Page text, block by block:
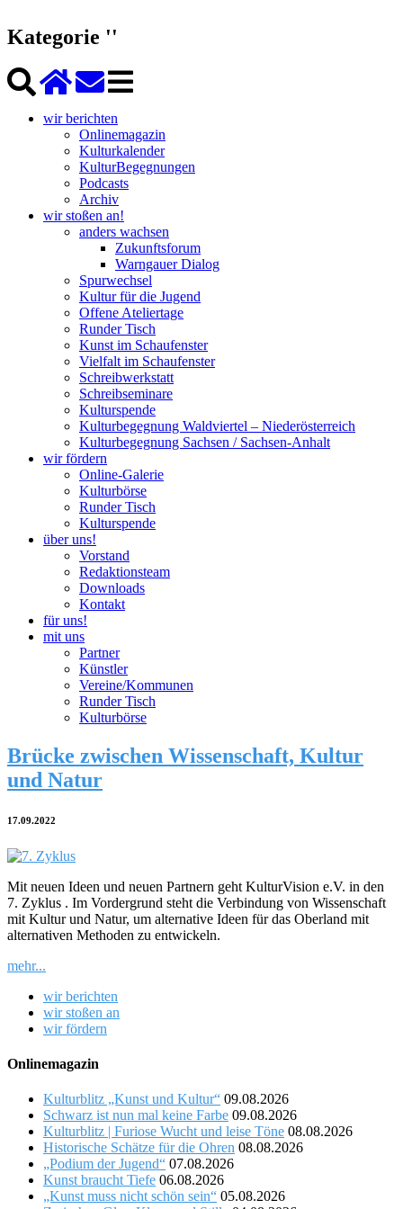
Kategorie ''
wir berichten
Onlinemagazin
Kulturkalender
KulturBegegnungen
Podcasts
Archiv
wir stoßen an!
anders wachsen
Zukunftsforum
Warngauer Dialog
Spurwechsel
Kultur für die Jugend
Offene Ateliertage
Runder Tisch
Kunst im Schaufenster
Vielfalt im Schaufenster
Schreibwerkstatt
Schreibseminare
Kulturspende
Kulturbegegnung Waldviertel – Niederösterreich
Kulturbegegnung Sachsen / Sachsen-Anhalt
wir fördern
Online-Galerie
Kulturbörse
Runder Tisch
Kulturspende
über uns!
Vorstand
Redaktionsteam
Downloads
Kontakt
für uns!
mit uns
Partner
Künstler
Vereine/Kommunen
Runder Tisch
Kulturbörse
Brücke zwischen Wissenschaft, Kultur
und Natur
17.09.2022
Mit neuen Ideen und neuen Partnern geht KulturVision e.V. in den
7. Zyklus . Im Vordergrund steht die Verbindung von Wissenschaft
mit Kultur und Natur, um alternative Ideen für das Oberland mit
alternativen Methoden zu entwickeln.
mehr...
wir berichten
wir stoßen an
wir fördern
Onlinemagazin
Kulturblitz „Kunst und Kultur“ 09.08.2026
Schwarz ist nun mal keine Farbe 09.08.2026
Kulturblitz | Furiose Wucht und leise Töne 08.08.2026
Historische Schätze für die Ohren 08.08.2026
„Podium der Jugend“ 07.08.2026
Kunst braucht Tiefe 06.08.2026
„Kunst muss nicht schön sein“ 05.08.2026